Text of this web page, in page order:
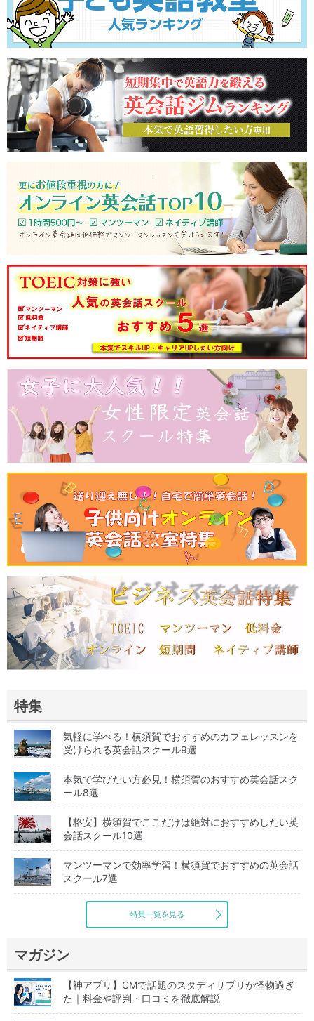
特集
気軽に学べる！横須賀でおすすめのカフェレッスンを
受けられる英会話スクール9選
本気で学びたい方必見！横須賀のおすすめ英会話スク
ール8選
【格安】横須賀でここだけは絶対におすすめしたい英
会話スクール10選
マンツーマンで効率学習！横須賀でおすすめの英会話
スクール7選
特集一覧を見る
マガジン
【神アプリ】CMで話題のスタディサプリが怪物過ぎ
た｜料金や評判・口コミを徹底解説